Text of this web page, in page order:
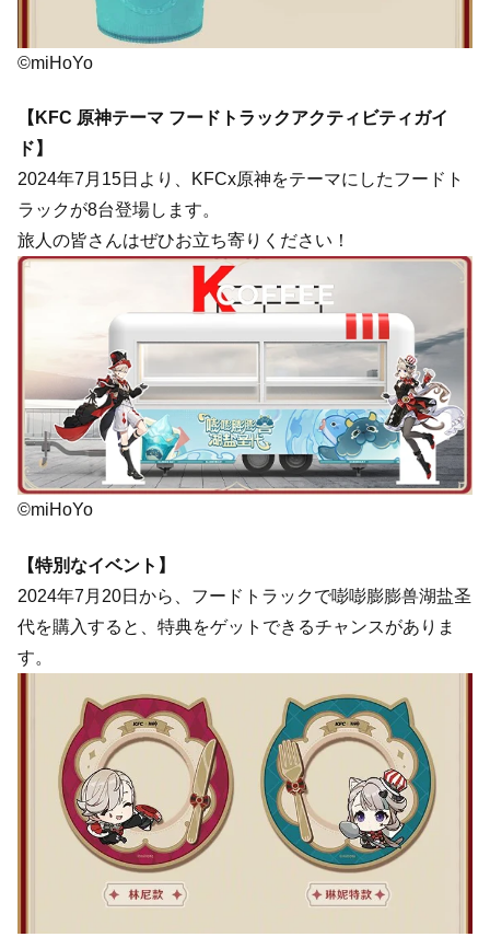
©miHoYo
【KFC 原神テーマ フードトラックアクティビティガイ
ド】
2024年7月15日より、KFCx原神をテーマにしたフードト
ラックが8台登場します。
旅人の皆さんはぜひお立ち寄りください！
©miHoYo
【特別なイベント】
2024年7月20日から、フードトラックで嘭嘭膨膨兽湖盐圣
代を購入すると、特典をゲットできるチャンスがありま
す。